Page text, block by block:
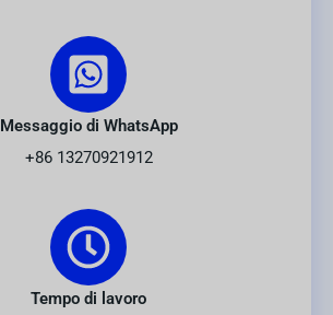
Messaggio di WhatsApp
+86 13270921912
Tempo di lavoro